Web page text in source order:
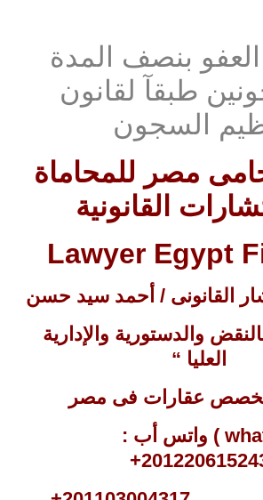
بنصف المدة
طبقآ لقانون
السجون
مصر للمحاماة
القانونية
القانونى / أحمد سيد حسن
والدستورية والإدارية
العليا “
عقارات فى مصر
(whats app ) واتس أب :